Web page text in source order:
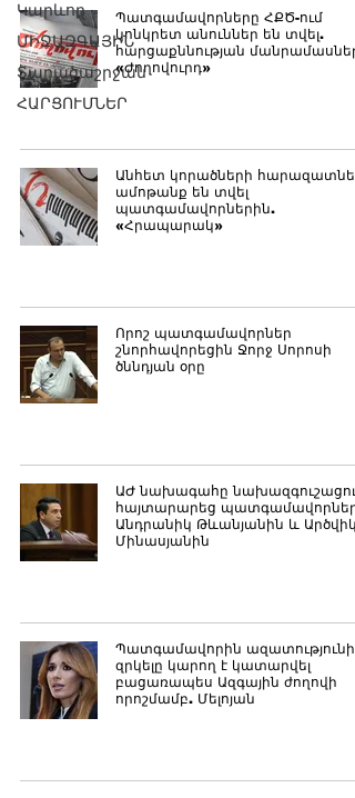
Կարևոր
ՄԻՋԱԶԳԱՅԻՆ
Տարածաշրջան
ՀԱՐՑՈՒՄՆԵՐ
Պատգամավորները ՀՔԾ-ում
կոնկրետ անուններ են տվել.
հարցաքննության
«Ժողովուրդ»
Անհետ կորածների
ամոթանք են տվել
պատգամավորներին.
«Հրապարակ»
Որոշ պատգամավորներ
շնորհավորեցին Ջորջ Սորոսի
ծննդյան օրը
ԱԺ նախագահը
հայտարարեց պատգամավորներ
Անդրանիկ Թևանյանին և Արծվիկ
Մինասյանին
Պատգամավորին ազատությունից
զրկելը կարող է կատարվել
բացառապես Ազգային ժողովի
որոշմամբ. Մելոյան